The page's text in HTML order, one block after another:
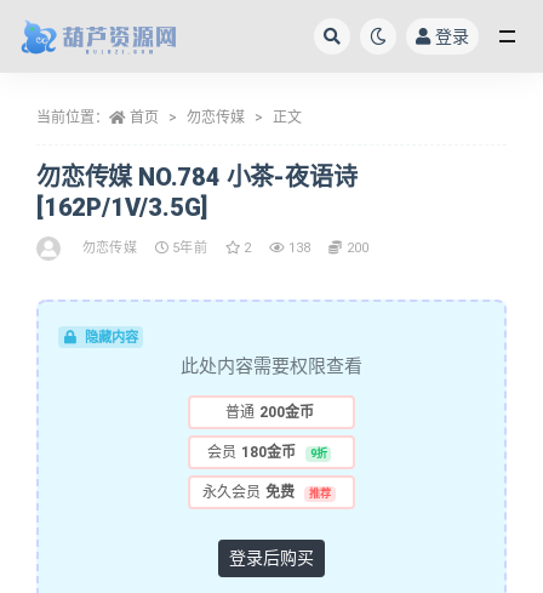
登录
当前位置： 首页 勿恋传媒 正文
勿恋传媒 NO.784 小茶-夜语诗
[162P/1V/3.5G]
勿恋传媒 5年前 2 138 200
隐藏内容
此处内容需要权限查看
普通 200金币
会员 180金币 9折
永久会员 免费 推荐
登录后购买